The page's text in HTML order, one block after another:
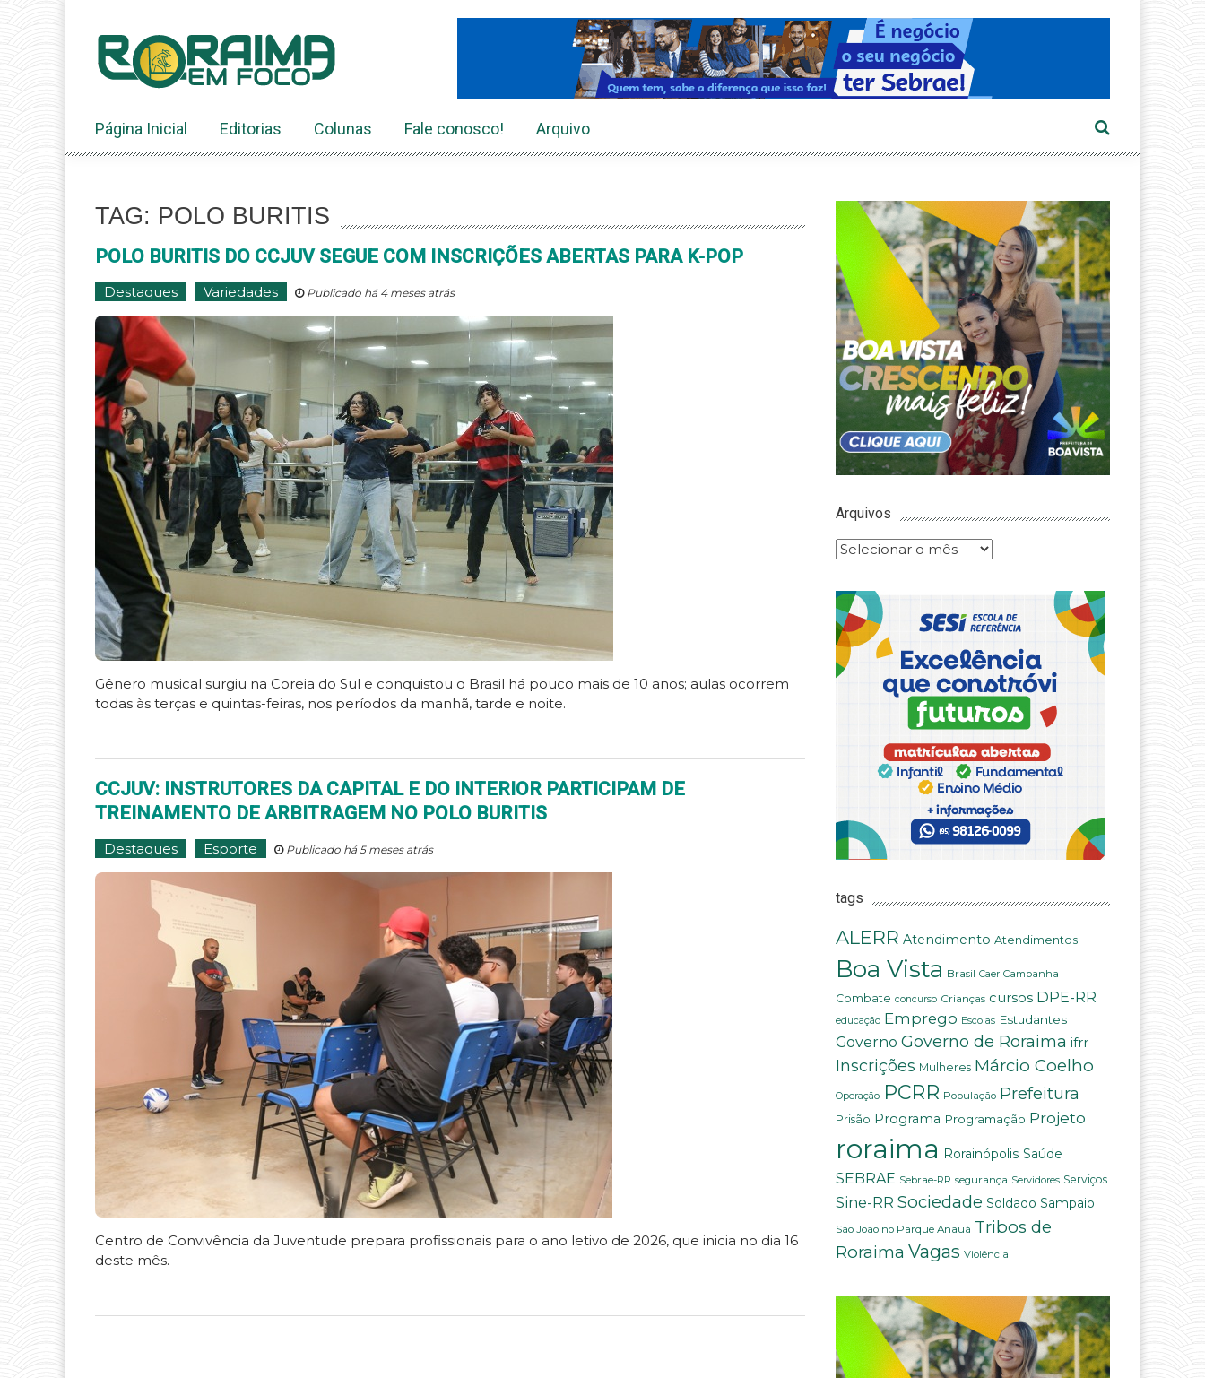
conteúdo
Página Inicial Editorias Colunas Fale conosco! Arquivo
TAG: POLO BURITIS
POLO BURITIS DO CCJUV SEGUE COM INSCRIÇÕES ABERTAS PARA K-POP
Destaques Variedades Publicado há 4 meses atrás
Gênero musical surgiu na Coreia do Sul e conquistou o Brasil há pouco mais de 10 anos; aulas ocorrem
todas às terças e quintas-feiras, nos períodos da manhã, tarde e noite.
CCJUV: INSTRUTORES DA CAPITAL E DO INTERIOR PARTICIPAM DE
TREINAMENTO DE ARBITRAGEM NO POLO BURITIS
Destaques Esporte Publicado há 5 meses atrás
Centro de Convivência da Juventude prepara profissionais para o ano letivo de 2026, que inicia no dia 16
deste mês.
Arquivos
Arquivos
tags
ALERR Atendimento Atendimentos
Boa Vista Brasil Caer Campanha
Combate concurso Crianças cursos DPE-RR
educação Emprego Escolas Estudantes
Governo Governo de Roraima ifrr
Inscrições Mulheres Márcio Coelho
Operação PCRR População Prefeitura
Prisão Programa Programação Projeto
roraima Rorainópolis Saúde
SEBRAE Sebrae-RR segurança Servidores Serviços
Sine-RR Sociedade Soldado Sampaio
São João no Parque Anauá Tribos de
Roraima Vagas Violência